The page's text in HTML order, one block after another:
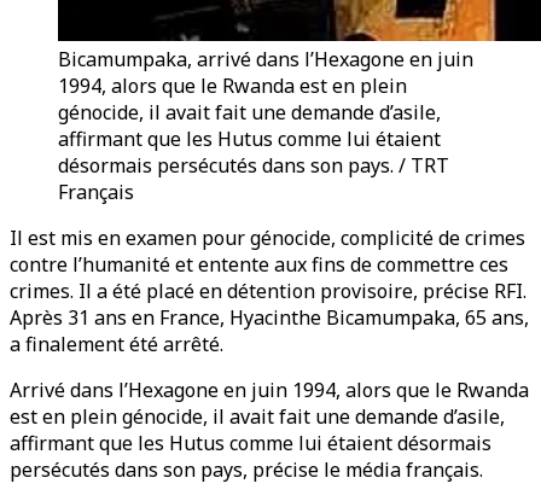
Bicamumpaka, arrivé dans l’Hexagone en juin
1994, alors que le Rwanda est en plein
génocide, il avait fait une demande d’asile,
affirmant que les Hutus comme lui étaient
désormais persécutés dans son pays. / TRT
Français
Il est mis en examen pour génocide, complicité de crimes
contre l’humanité et entente aux fins de commettre ces
crimes. Il a été placé en détention provisoire, précise RFI.
Après 31 ans en France, Hyacinthe Bicamumpaka, 65 ans,
a finalement été arrêté.
Arrivé dans l’Hexagone en juin 1994, alors que le Rwanda
est en plein génocide, il avait fait une demande d’asile,
affirmant que les Hutus comme lui étaient désormais
persécutés dans son pays, précise le média français.